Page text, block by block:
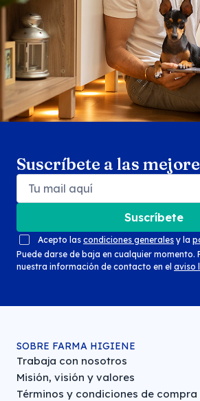
Suscríbete a las
Suscríbete
Acepto las condiciones generales y la
Puede darse de baja en cualquier momento.
nuestra información de contacto en el aviso
Search
SOBRE FARMA HIGIENE
Trabaja con nosotros
Misión, visión y valores
Términos y condiciones de compra